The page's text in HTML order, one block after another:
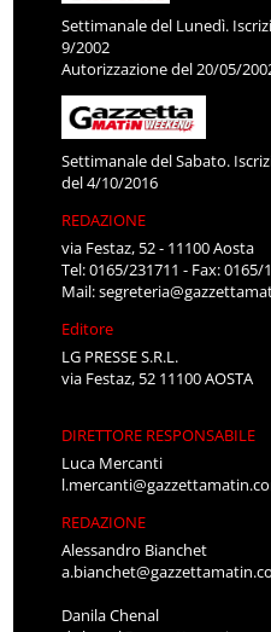
Settimanale del Lunedì.
9/2002
Autorizzazione del 20/05/
Settimanale del Sabato.
del 4/10/2016
REDAZIONE
via Festaz, 52 - 11100 Aosta
Tel: 0165/231711 - Fax: 0165/
Mail:
Editore
LG PRESSE S.R.L.
via Festaz, 52 11100 AOSTA
DIRETTORE RESPONSABILE
Luca Mercanti
REDAZIONE
Alessandro Bianchet
Danila Chenal